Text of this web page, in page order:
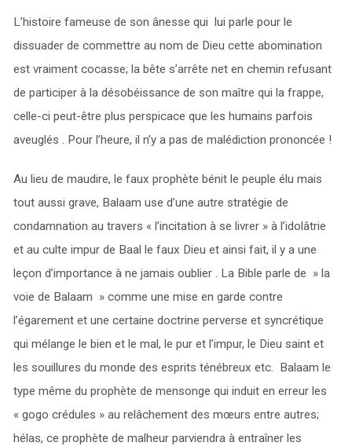
L’histoire fameuse de son ânesse qui lui parle pour le
dissuader de commettre au nom de Dieu cette abomination
est vraiment cocasse; la bête s’arrête net en chemin refusant
de participer à la désobéissance de son maître qui la frappe,
celle-ci peut-être plus perspicace que les humains parfois
aveuglés . Pour l’heure, il n’y a pas de malédiction prononcée !
Au lieu de maudire, le faux prophète bénit le peuple élu mais
tout aussi grave, Balaam use d’une autre stratégie de
condamnation au travers « l’incitation à se livrer » à l’idolâtrie
et au culte impur de Baal le faux Dieu et ainsi fait, il y a une
leçon d’importance à ne jamais oublier . La Bible parle de » la
voie de Balaam » comme une mise en garde contre
l’égarement et une certaine doctrine perverse et syncrétique
qui mélange le bien et le mal, le pur et l’impur, le Dieu saint et
les souillures du monde des esprits ténébreux etc. Balaam le
type même du prophète de mensonge qui induit en erreur les
« gogo crédules » au relâchement des mœurs entre autres;
hélas, ce prophète de malheur parviendra à entraîner les